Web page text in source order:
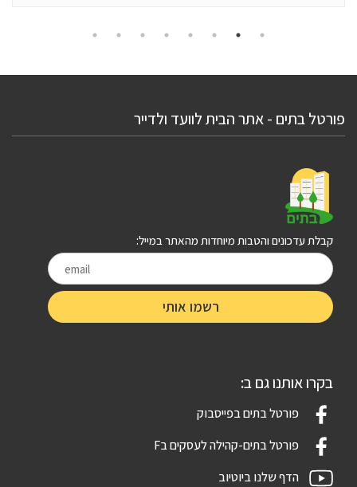
פורטל בתים - אתר הבית לוועד ולדייר
קבלת עדכונים והטבות מיוחדות מהאתר במייל:
בקרו אותנו גם ב:
פורטל בתים בפייסבוק
פורטל בתים-קהילה לעסקים בF
הדף שלנו ביוטיוב